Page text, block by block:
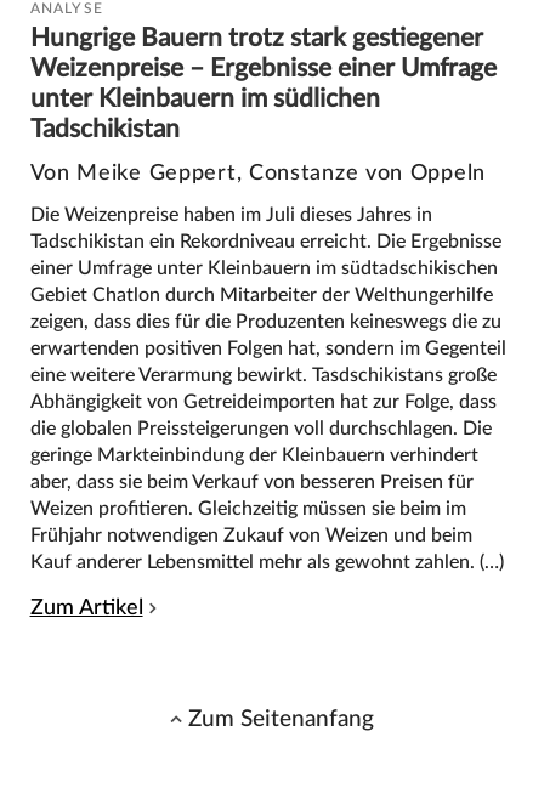
ANALYSE
Hungrige Bauern trotz stark gestiegener
Weizenpreise – Ergebnisse einer Umfrage
unter Kleinbauern im südlichen
Tadschikistan
Von Meike Geppert, Constanze von Oppeln
Die Weizenpreise haben im Juli dieses Jahres in
Tadschikistan ein Rekordniveau erreicht. Die Ergebnisse
einer Umfrage unter Kleinbauern im südtadschikischen
Gebiet Chatlon durch Mitarbeiter der Welthungerhilfe
zeigen, dass dies für die Produzenten keineswegs die zu
erwartenden positiven Folgen hat, sondern im Gegenteil
eine weitere Verarmung bewirkt. Tasdschikistans große
Abhängigkeit von Getreideimporten hat zur Folge, dass
die globalen Preissteigerungen voll durchschlagen. Die
geringe Markteinbindung der Kleinbauern verhindert
aber, dass sie beim Verkauf von besseren Preisen für
Weizen profitieren. Gleichzeitig müssen sie beim im
Frühjahr notwendigen Zukauf von Weizen und beim
Kauf anderer Lebensmittel mehr als gewohnt zahlen. (…)
Zum Artikel
Zum Seitenanfang